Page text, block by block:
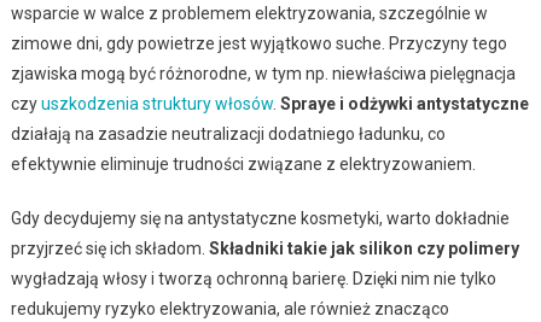
wsparcie w walce z problemem elektryzowania, szczególnie w
zimowe dni, gdy powietrze jest wyjątkowo suche. Przyczyny tego
zjawiska mogą być różnorodne, w tym np. niewłaściwa pielęgnacja
czyuszkodzenia struktury włosów. Spraye i odżywki antystatyczne
działają na zasadzie neutralizacji dodatniego ładunku, co
efektywnie eliminuje trudności związane z elektryzowaniem.
Gdy decydujemy się na antystatyczne kosmetyki, warto dokładnie
przyjrzeć się ich składom. Składniki takie jak silikon czy polimery
wygładzają włosy i tworzą ochronną barierę. Dzięki nim nie tylko
redukujemy ryzyko elektryzowania, ale również znacząco